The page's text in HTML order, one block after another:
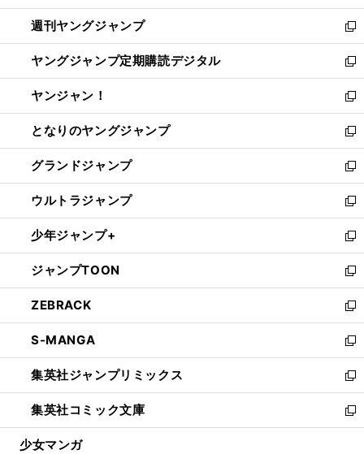
開
く
ウ
で
開
く
ン
ド
ウ
で
開
く
ウ
ィ
ン
ド
ウ
で
開
く
週刊ヤングジャンプ
新
し
い
ウ
ィ
ン
ド
ウ
で
開
く
ヤングジャンプ定期購読デジタル
新
し
い
ウ
ィ
ン
ド
ウ
で
開
く
ヤンジャン！
新
し
い
ウ
ィ
ン
ド
ウ
で
開
く
となりのヤングジャンプ
新
し
い
ウ
ィ
ン
ド
ウ
で
開
く
グランドジャンプ
新
し
い
ウ
ィ
ン
ド
ウ
で
開
く
ウルトラジャンプ
新
し
い
ウ
ィ
ン
ド
ウ
で
開
く
少年ジャンプ+
新
し
い
ウ
ィ
ン
ド
ウ
で
開
く
ジャンプTOON
新
し
い
ウ
ィ
ン
ド
ウ
で
開
ZEBRACK
新
し
い
ウ
ィ
ン
ド
ウ
S-MANGA
新
し
い
ウ
ィ
ン
集英社ジャンプリミックス
新
し
い
ウ
集英社コミック文庫
新
し
少女マンガ